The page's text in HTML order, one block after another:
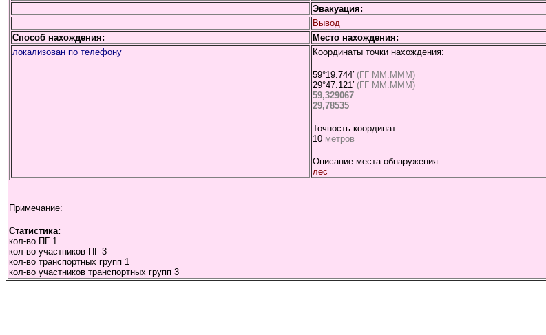
Эвакуация:
Вывод
Способ нахождения:
Место нахождения:
локализован по телефону
Координаты точки нахождения:
59°19.744′ (ГГ ММ.МММ)
29°47.121′ (ГГ ММ.МММ)
59,329067
29,78535
Точность координат:
10 метров
Описание места обнаружения:
лес
Примечание:
Статистика:
кол-во ПГ 1
кол-во участников ПГ 3
кол-во транспортных групп 1
кол-во участников транспортных групп 3